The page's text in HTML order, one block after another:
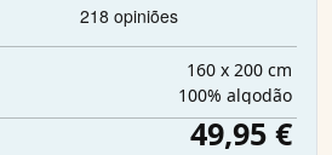
160 x 200 cm
100% algodão
49,95 €